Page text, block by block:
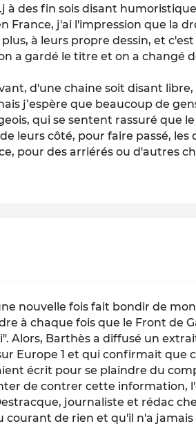
à des fin sois disant
France, j'ai l'impression que la
à leurs propre dessin, et
a gardé le titre et on a changé
d'une chaine soit disant
j’espère que beaucoup de
qui se sentent rassuré que
leurs côté, pour faire passé, les
pour des arriérés ou d'autres
nouvelle fois fait bondir de
à chaque fois que le Front de
Alors, Barthès a diffusé un
Europe 1 et qui confirmait que
écrit pour se plaindre du
de contrer cette information,
journaliste et rédac
courant de rien et qu'il n'a